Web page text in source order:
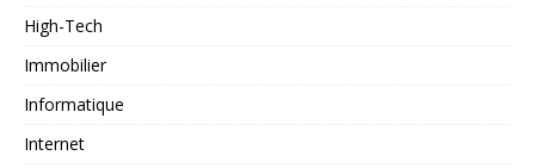
High-Tech
Immobilier
Informatique
Internet